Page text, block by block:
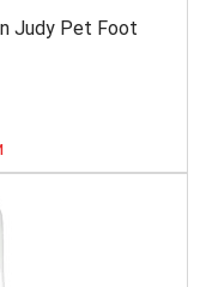
Judy Pet Foot